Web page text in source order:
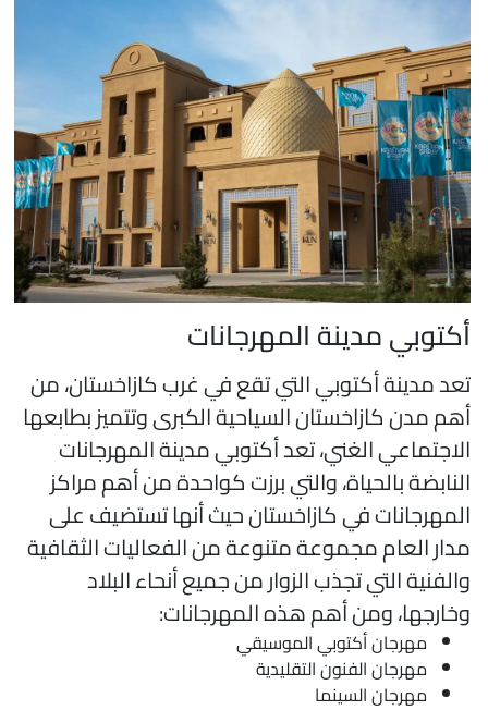
مدينة المهرجانات
مدينة أكتوبي التي تقع في غرب كازاخستان، من
مدن كازاخستان السياحية الكبرى وتتميز بطابعها
الغني، تعد أكتوبي مدينة المهرجانات
بالحياة، والتي برزت كواحدة من أهم مراكز
في كازاخستان حيث أنها تستضيف على
العام مجموعة متنوعة من الفعاليات الثقافية
التي تجذب الزوار من جميع أنحاء البلاد
ومن أهم هذه المهرجانات:
مهرجان أكتوبي الموسيقي
مهرجان الفنون التقليدية
مهرجان السينما